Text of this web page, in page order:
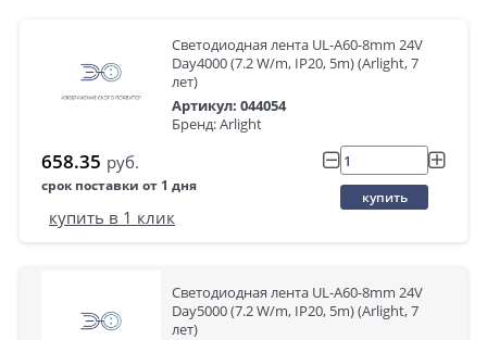
Светодиодная лента UL-A60-8mm 24V
Day4000 (7.2 W/m, IP20, 5m) (Arlight, 7
лет)
Артикул: 044054
Бренд: Arlight
658.35 руб.
срок поставки от 1 дня
купить
купить в 1 клик
Светодиодная лента UL-A60-8mm 24V
Day5000 (7.2 W/m, IP20, 5m) (Arlight, 7
лет)